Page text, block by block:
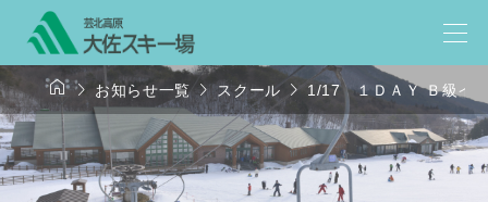
 お知らせ一覧スクール1/17 １ＤＡＹ Ｂ級イ